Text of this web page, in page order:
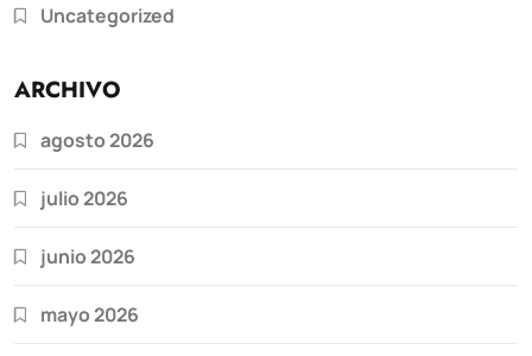
Uncategorized
ARCHIVO
agosto 2026
julio 2026
junio 2026
mayo 2026